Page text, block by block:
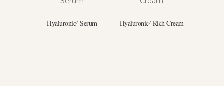
Hyaluronic⁷ Serum Hyaluronic⁷ Rich Cream